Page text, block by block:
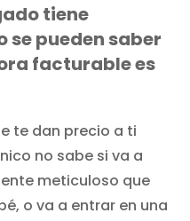
tiene
se pueden saber
facturable es
te dan precio a ti
no sabe si va a
meticuloso que
o va a entrar en una